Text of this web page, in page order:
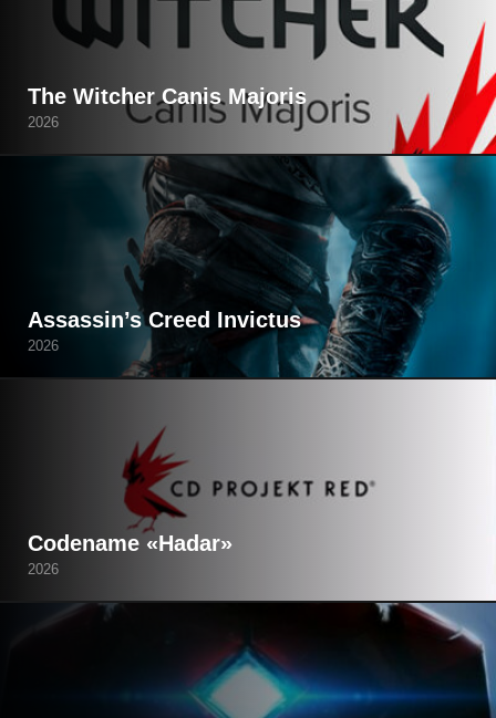
The Witcher Canis Majoris
2026
Assassin’s Creed Invictus
2026
Codename «Hadar»
2026